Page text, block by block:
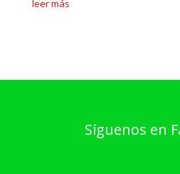
leer más
Síguenos en